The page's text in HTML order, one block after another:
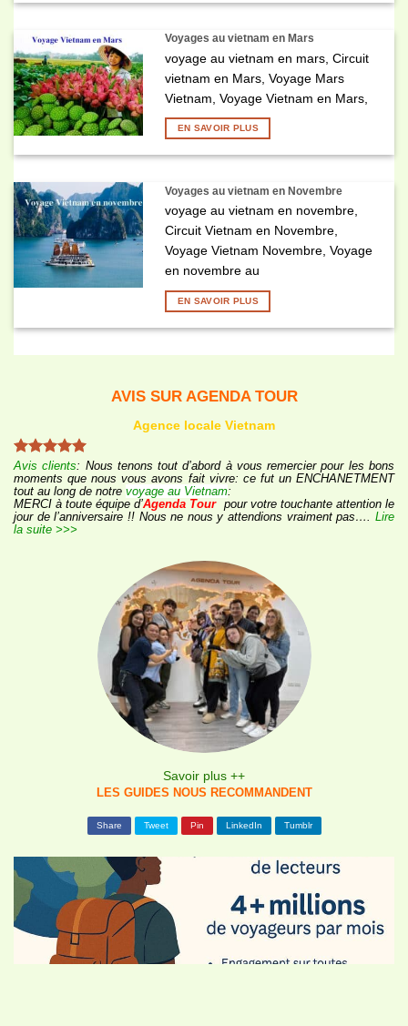
Voyages au vietnam en Mars
voyage au vietnam en mars, Circuit
vietnam en Mars, Voyage Mars
Vietnam, Voyage Vietnam en Mars,
EN SAVOIR PLUS
Voyages au vietnam en Novembre
voyage au vietnam en novembre,
Circuit Vietnam en Novembre,
Voyage Vietnam Novembre, Voyage
en novembre au
EN SAVOIR PLUS
AVIS SUR AGENDA TOUR
Agence locale Vietnam
Avis clients: Nous tenons tout d’abord à vous remercier pour les bons
moments que nous vous avons fait vivre: ce fut un ENCHANETMENT
tout au long de notre voyage au Vietnam:
MERCI à toute équipe d’Agenda Tourpour votre touchante attention le
jour de l’anniversaire !! Nous ne nous y attendions vraiment pas…. Lire
la suite >>>
Savoir plus ++
LES GUIDES NOUS RECOMMANDENT
Share Tweet Pin LinkedIn Tumblr